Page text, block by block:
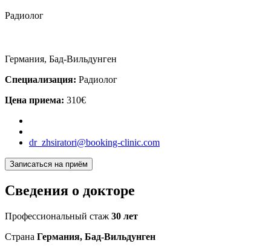
Радиолог
Германия, Бад-Вильдунген
Специализация: Радиолог
Цена приема: 310€
dr_zhsiratori@booking-clinic.com
Записаться на приём
Сведения о докторе
Профессиональный стаж 30 лет
Страна Германия, Бад-Вильдунген